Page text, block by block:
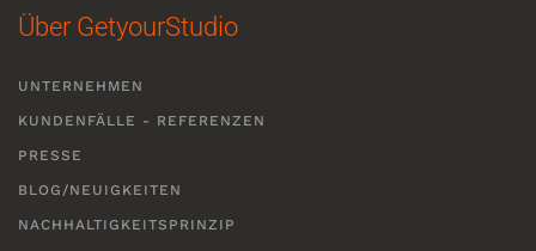
Über GetyourStudio
UNTERNEHMEN
KUNDENFÄLLE - REFERENZEN
PRESSE
BLOG/NEUIGKEITEN
NACHHALTIGKEITSPRINZIP